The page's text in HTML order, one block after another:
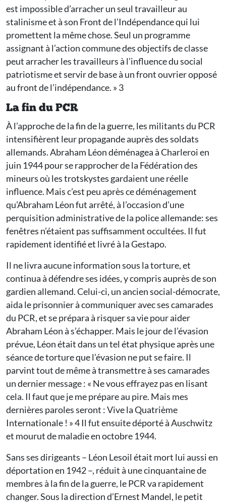
est impossible d’arracher un seul travailleur au
stalinisme et à son Front de l’Indépendance qui lui
promettent la même chose. Seul un programme
assignant à l’action commune des objectifs de classe
peut arracher les travailleurs à l’influence du social
patriotisme et servir de base à un front ouvrier opposé
au front de l’indépendance. » 3
La fin du PCR
À l’approche de la fin de la guerre, les militants du PCR
intensifièrent leur propagande auprès des soldats
allemands. Abraham Léon déménagea à Charleroi en
juin 1944 pour se rapprocher de la Fédération des
mineurs où les trotskystes gardaient une réelle
influence. Mais c’est peu après ce déménagement
qu’Abraham Léon fut arrêté, à l’occasion d’une
perquisition administrative de la police allemande: ses
fenêtres n’étaient pas suffisamment occultées. Il fut
rapidement identifié et livré à la Gestapo.
Il ne livra aucune information sous la torture, et
continua à défendre ses idées, y compris auprès de son
gardien allemand. Celui-ci, un ancien social-démocrate,
aida le prisonnier à communiquer avec ses camarades
du PCR, et se prépara à risquer sa vie pour aider
Abraham Léon à s’échapper. Mais le jour de l’évasion
prévue, Léon était dans un tel état physique après une
séance de torture que l’évasion ne put se faire. Il
parvint tout de même à transmettre à ses camarades
un dernier message : « Ne vous effrayez pas en lisant
cela. Il faut que je me prépare au pire. Mais mes
dernières paroles seront : Vive la Quatrième
Internationale ! » 4 Il fut ensuite déporté à Auschwitz
et mourut de maladie en octobre 1944.
Sans ses dirigeants – Léon Lesoil était mort lui aussi en
déportation en 1942 –, réduit à une cinquantaine de
membres à la fin de la guerre, le PCR va rapidement
changer. Sous la direction d’Ernest Mandel, le petit